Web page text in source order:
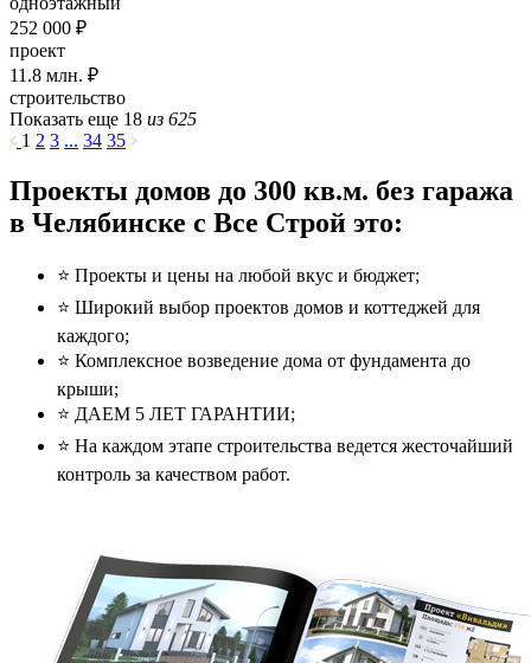
252 000 ₽
проект
11.8 млн. ₽
строительство
Показать еще 18 из 625
1 2 3 ... 34 35
Проекты домов до 300 кв.м. без гаража
в Челябинске с Все Строй это:
⭐️ Проекты и цены на любой вкус и бюджет;
⭐️ Широкий выбор проектов домов и коттеджей для
каждого;
⭐️ Комплексное возведение дома от фундамента до
крыши;
⭐️ ДАЕМ 5 ЛЕТ ГАРАНТИИ;
⭐️ На каждом этапе строительства ведется жесточайший
контроль за качеством работ.